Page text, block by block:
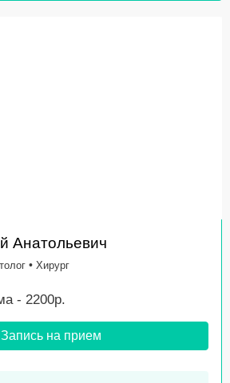
Анатольевич
• Хирург
- 2200р.
Запись на прием